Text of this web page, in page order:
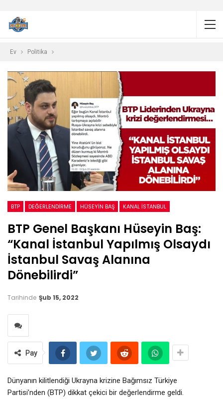
Ev Politika
BTP DEĞERLENDIRME HÜSEYIN BAŞ KANAL İSTANBUL
BTP Genel Başkanı Hüseyin Baş:
“Kanal İstanbul Yapılmış Olsaydı
İstanbul Savaş Alanına
Dönebilirdi”
Tarihinde Şub 15, 2022
Pay
Dünyanın kilitlendiği Ukrayna krizine Bağımsız Türkiye
Partisi’nden (BTP) dikkat çekici bir değerlendirme geldi.